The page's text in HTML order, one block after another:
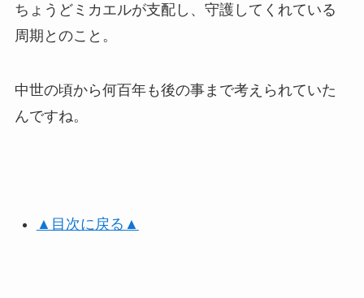
ちょうどミカエルが支配し、守護してくれている
周期とのこと。
中世の頃から何百年も後の事まで考えられていた
んですね。
▲目次に戻る▲